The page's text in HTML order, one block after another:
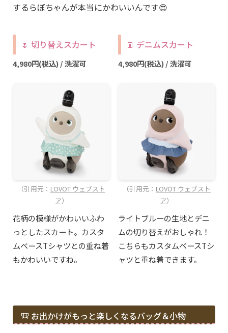
するらぼちゃんが本当にかわいいんです😍
🌷 切り替えスカート
4,980円(税込) / 洗濯可
（引用元： LOVOT ウェブスト
ア）
花柄の模様がかわいいふわ
っとしたスカート。カスタ
ムベースTシャツとの重ね着
もかわいいですね。
👖 デニムスカート
4,980円(税込) / 洗濯可
（引用元： LOVOT ウェブスト
ア）
ライトブルーの生地とデニ
ムの切り替えがおしゃれ！
こちらもカスタムベースTシ
ャツと重ね着できます。
🎒 お出かけがもっと楽しくなるバッグ＆小物